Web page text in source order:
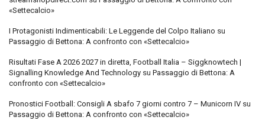
«Settecalcio»
I Protagonisti Indimenticabili: Le Leggende del Colpo Italiano su
Passaggio di Bettona: A confronto con «Settecalcio»
Risultati Fase A 2026 2027 in diretta, Football Italia – Siggknowtech |
Signalling Knowledge And Technology su Passaggio di Bettona: A
confronto con «Settecalcio»
Pronostici Football: Consigli A sbafo 7 giorni contro 7 – Municorn IV su
Passaggio di Bettona: A confronto con «Settecalcio»